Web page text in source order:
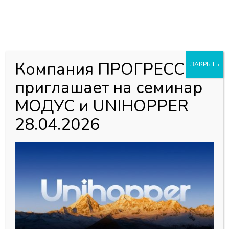
Главная страница Магазин» Мебельная фурнитура
»
Ножки опорные»М6 подпятник регулируемый, черный
рифленный (1500)
Компания ПРОГРЕСС
приглашает на семинар
МОДУС и UNIHOPPER
28.04.2026
ЗАКРЫТЬ